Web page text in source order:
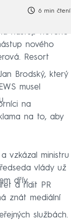
6 min čtení
nástup nového
nového
Resort
Brodský, který
musel
na
na to, aby
vzkázal ministru
vlády už
dřív.
a řídit PR
znát mediální
službách.